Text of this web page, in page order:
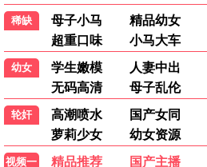
小欢喜2
家庭 / 校园 / 爱情